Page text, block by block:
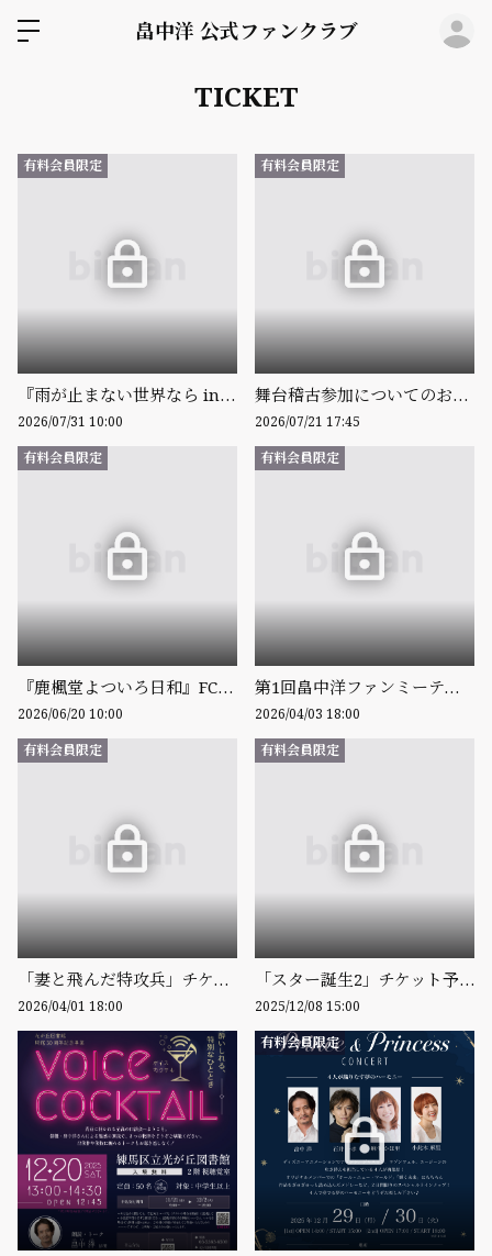
畠中洋 公式ファンクラブ
TICKET
有料会員限定
『雨が止まない世界なら in Concert 』再配信のお知らせ
2026/07/31 10:00
有料会員限定
舞台稽古参加についてのお知らせ
2026/07/21 17:45
有料会員限定
『鹿楓堂よついろ日和』FC先行抽選受付について
2026/06/20 10:00
有料会員限定
第1回畠中洋ファンミーティングチケット販売
2026/04/03 18:00
有料会員限定
「妻と飛んだ特攻兵」チケット先行販売
2026/04/01 18:00
有料会員限定
「スター誕生2」チケット予約について
2025/12/08 15:00
有料会員限定